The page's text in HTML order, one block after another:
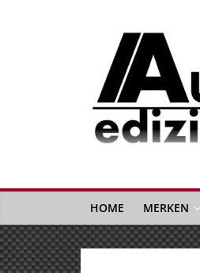
Auto
La
Gazetta
dell'Automobile
Italiana
|
HOME MERKEN